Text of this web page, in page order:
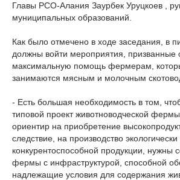
Главы РСО-Алания Заурбек Уруцкоев ,
муниципальных образований.
Как было отмечено в ходе заседания, в
должны войти мероприятия, призванные
максимальную помощь фермерам,
занимаются мясным и молочным
- Есть большая необходимость в том,
типовой проект животноводческой
ориентир на приобретение
следствие, на производство экологически
конкурентоспособной продукции, нужны
фермы с инфраструктурой, способной
надлежащие условия для содержания